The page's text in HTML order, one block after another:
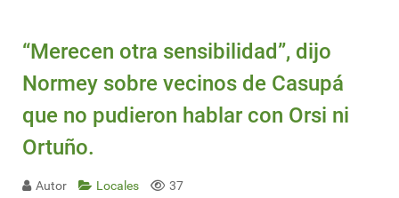
“Merecen otra sensibilidad”, dijo
Normey sobre vecinos de Casupá
que no pudieron hablar con Orsi ni
Ortuño.
Autor Locales 37